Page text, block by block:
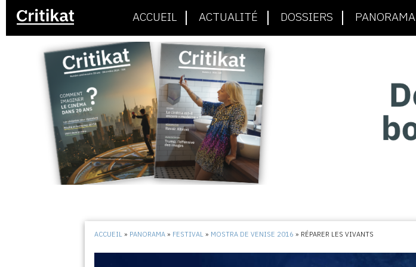
ACCUEIL ACTUALITÉ DOSSIERS PANORAMA
ACCUEIL » PANORAMA » FESTIVAL » MOSTRA DE VENISE 2016 » RÉPARER LES VIVANTS